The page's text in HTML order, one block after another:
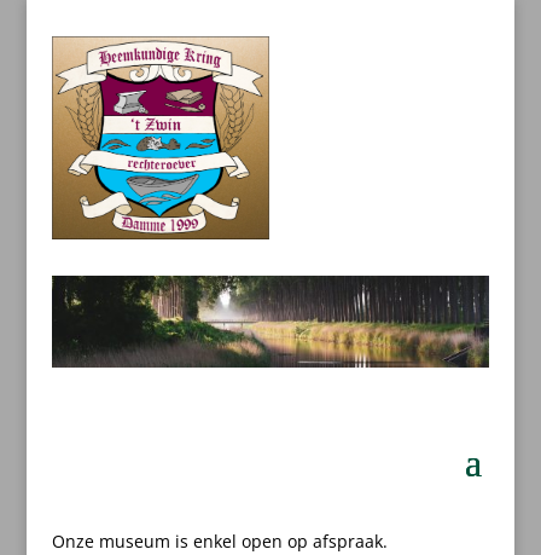
Onze museum is enkel open op afspraak.